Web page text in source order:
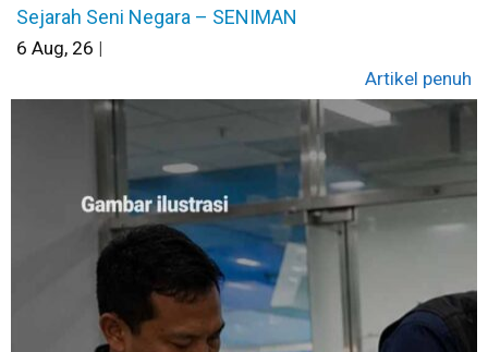
Sejarah Seni Negara – SENIMAN
6 Aug, 26 |
Artikel penuh